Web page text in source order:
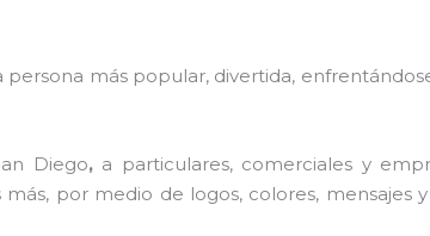
más popular, divertida,
Diego, a particulares, comerciales y
por medio de logos, colores,